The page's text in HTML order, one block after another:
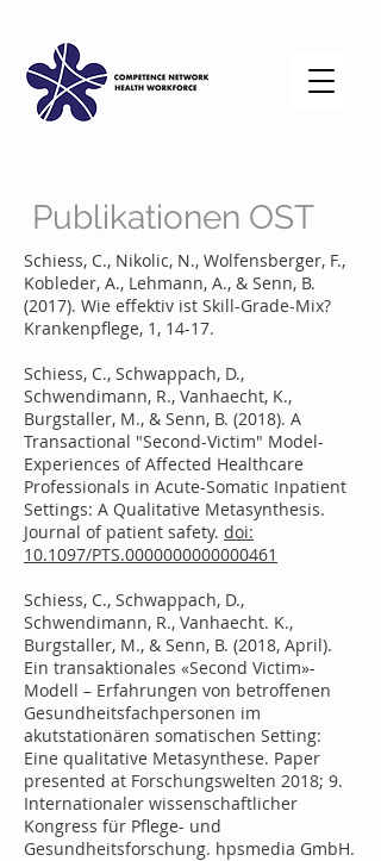
Publikationen OST
Schiess, C., Nikolic, N., Wolfensberger, F.,
Kobleder, A., Lehmann, A., & Senn, B.
(2017). Wie effektiv ist Skill-Grade-Mix?
Krankenpflege, 1, 14-17.
Schiess, C., Schwappach, D.,
Schwendimann, R., Vanhaecht, K.,
Burgstaller, M., & Senn, B. (2018). A
Transactional "Second-Victim" Model-
Experiences of Affected Healthcare
Professionals in Acute-Somatic Inpatient
Settings: A Qualitative Metasynthesis.
Journal of patient safety. doi:
10.1097/PTS.0000000000000461
Schiess, C., Schwappach, D.,
Schwendimann, R., Vanhaecht. K.,
Burgstaller, M., & Senn, B. (2018, April).
Ein transaktionales «Second Victim»-
Modell – Erfahrungen von betroffenen
Gesundheitsfachpersonen im
akutstationären somatischen Setting:
Eine qualitative Metasynthese. Paper
presented at Forschungswelten 2018; 9.
Internationaler wissenschaftlicher
Kongress für Pflege- und
Gesundheitsforschung. hpsmedia GmbH.